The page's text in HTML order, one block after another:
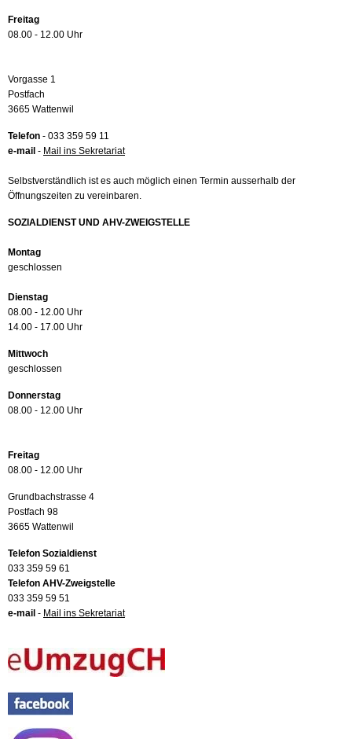
Freitag
08.00 - 12.00 Uhr
Vorgasse 1
Postfach
3665 Wattenwil
Telefon - 033 359 59 11
e-mail - Mail ins Sekretariat
Selbstverständlich ist es auch möglich einen Termin ausserhalb der
Öffnungszeiten zu vereinbaren.
SOZIALDIENST UND AHV-ZWEIGSTELLE
Montag
geschlossen
Dienstag
08.00 - 12.00 Uhr
14.00 - 17.00 Uhr
Mittwoch
geschlossen
Donnerstag
08.00 - 12.00 Uhr
Freitag
08.00 - 12.00 Uhr
Grundbachstrasse 4
Postfach 98
3665 Wattenwil
Telefon Sozialdienst
033 359 59 61
Telefon AHV-Zweigstelle
033 359 59 51
e-mail - Mail ins Sekretariat